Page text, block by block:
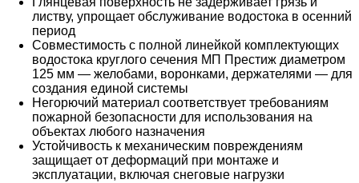
листву, упрощает обслуживание водостока в осенний
период
Совместимость с полной линейкой комплектующих
водостока круглого сечения МП Престиж диаметром
125 мм — желобами, воронками, держателями — для
создания единой системы
Негорючий материал соответствует требованиям
пожарной безопасности для использования на
объектах любого назначения
Устойчивость к механическим повреждениям
защищает от деформаций при монтаже и
эксплуатации, включая снеговые нагрузки